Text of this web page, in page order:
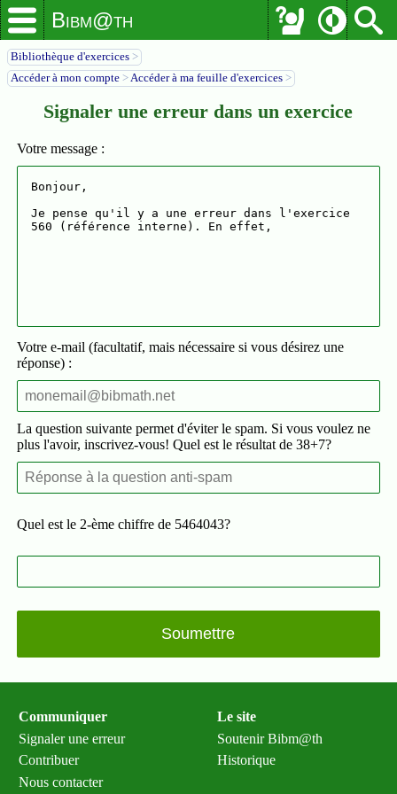
Bibm@th
Bibliothèque d'exercices >
Accéder à mon compte >Accéder à ma feuille d'exercices >
Signaler une erreur dans un exercice
Votre message :
Votre e-mail (facultatif, mais nécessaire si vous désirez une
réponse) :
La question suivante permet d'éviter le spam. Si vous voulez ne
plus l'avoir, inscrivez-vous! Quel est le résultat de 38+7?
Quel est le 2-ème chiffre de 5464043?
Communiquer
Signaler une erreur
Contribuer
Nous contacter
Le site
Soutenir Bibm@th
Historique